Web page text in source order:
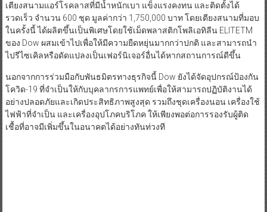
เตียงสนามแอร์โรคลาสที่มีน้ำหนักเบา แข็งแรงคงทน และติดตั้งได้
รวดเร็ว จำนวน 600 ชุด มูลค่ากว่า 1,750,000 บาท โดยเตียงสนามที่มอบ
ในครั้งนี้ ได้ผลิตขึ้นเป็นพิเศษโดยใช้เม็ดพลาสติกโพลิเอทิลีน ELITETM
ของ Dow ผสมเข้าไปเพื่อให้มีความยืดหยุ่นมากกว่าปกติ และสามารถนำ
ไปรีไซเคิลหรือดัดแปลงเป็นเฟอร์นิเจอร์อื่นได้หากสถานการณ์ดีขึ้น
นอกจากการร่วมมือกับพันธมิตรทางธุรกิจนี้ Dow ยังได้จัดอุปกรณ์ป้องกัน
โควิด-19 ที่จำเป็นให้กับบุคลากรการแพทย์เพื่อให้สามารถปฏิบัติงานได้
อย่างปลอดภัยและเกิดประสิทธิภาพสูงสุด รวมถึงชุดเครื่องนอน เครื่องใช้
ไฟฟ้าที่จำเป็น และเครื่องอุปโภคบริโภค ให้เพียงพอต่อการรองรับผู้ติด
เชื้อที่อาจมีเพิ่มขึ้นในอนาคตได้อย่างทันท่วงที